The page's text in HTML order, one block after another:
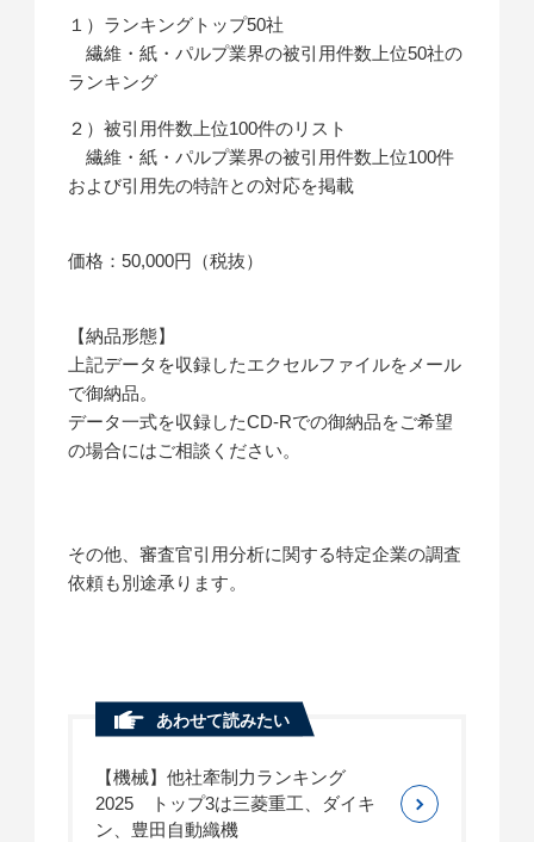
１）ランキングトップ50社
繊維・紙・パルプ業界の被引用件数上位50社の
ランキング
２）被引用件数上位100件のリスト
繊維・紙・パルプ業界の被引用件数上位100件
および引用先の特許との対応を掲載
価格：50,000円（税抜）
【納品形態】
上記データを収録したエクセルファイルをメール
で御納品。
データ一式を収録したCD-Rでの御納品をご希望
の場合にはご相談ください。
その他、審査官引用分析に関する特定企業の調査
依頼も別途承ります。
あわせて読みたい
【機械】他社牽制力ランキング
2025 トップ3は三菱重工、ダイキ
ン、豊田自動織機